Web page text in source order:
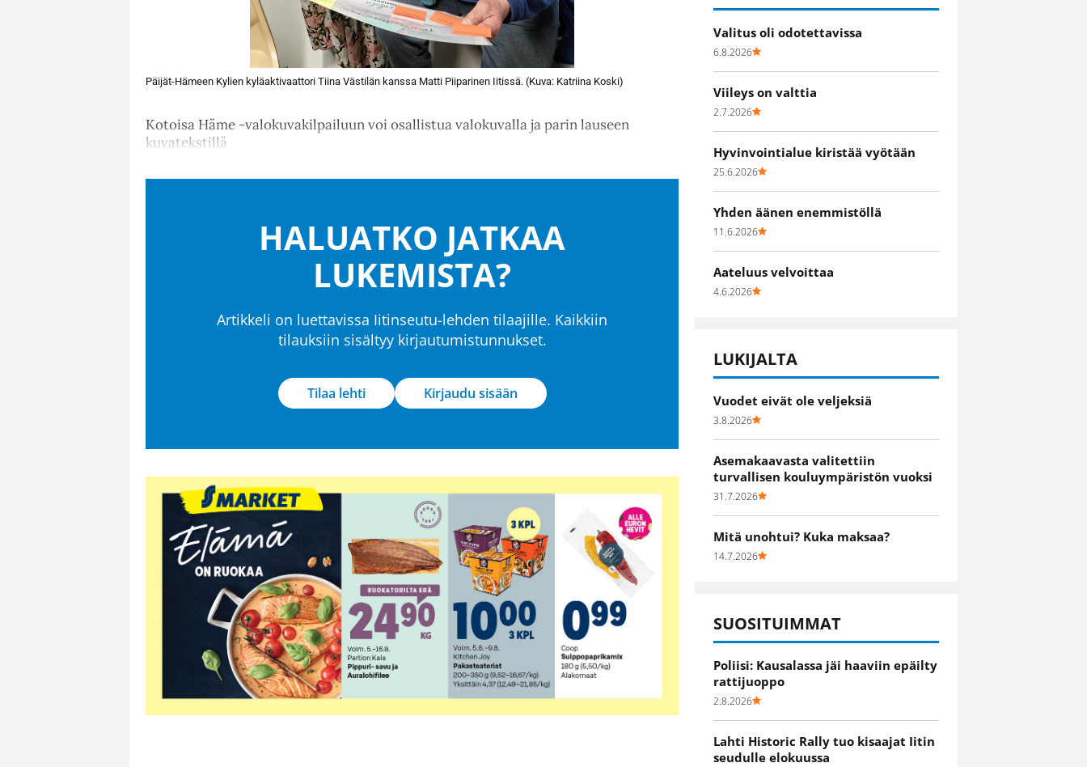
Päijät-Hämeen Kylien kyläaktivaattori Tiina Västilän kanssa Matti Piiparinen Iitissä. (Kuva: Katriina Koski)
Kotoisa Häme -valokuvakilpailuun voi osallistua valokuvalla ja parin lauseen
kuvatekstillä
HALUATKO JATKAA
LUKEMISTA?
Artikkeli on luettavissa Iitinseutu-lehden tilaajille. Kaikkiin
tilauksiin sisältyy kirjautumistunnukset.
Tilaa lehti Kirjaudu sisään
Valitus oli odotettavissa
6.8.2026
Viileys on valttia
2.7.2026
Hyvinvointialue kiristää vyötään
25.6.2026
Yhden äänen enemmistöllä
11.6.2026
Aateluus velvoittaa
4.6.2026
LUKIJALTA
Vuodet eivät ole veljeksiä
3.8.2026
Asemakaavasta valitettiin
turvallisen kouluympäristön vuoksi
31.7.2026
Mitä unohtui? Kuka maksaa?
14.7.2026
SUOSITUIMMAT
Poliisi: Kausalassa jäi haaviin epäilty
rattijuoppo
2.8.2026
Lahti Historic Rally tuo kisaajat Iitin
seudulle elokuussa